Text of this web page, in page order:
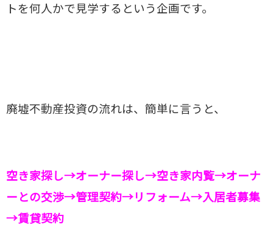
トを何人かで見学するという企画です。
廃墟不動産投資の流れは、簡単に言うと、
空き家探し→オーナー探し→空き家内覧→オーナ
ーとの交渉→管理契約→リフォーム→入居者募集
→賃貸契約